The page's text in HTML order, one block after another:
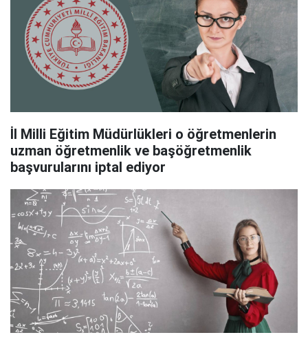
İl Milli Eğitim Müdürlükleri o öğretmenlerin
uzman öğretmenlik ve başöğretmenlik
başvurularını iptal ediyor